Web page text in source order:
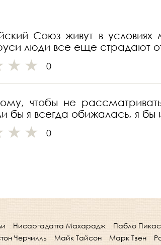
Союз живут в
люди все еще страдают
0
чтобы не
бы я всегда обижалась, я
0
Нисаргадатта Махарадж Пабло
Черчилль Майк Тайсон Марк Твен